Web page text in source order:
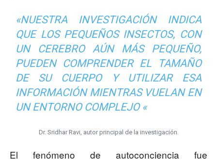
«NUESTRA INVESTIGACIÓN INDICA
QUE LOS PEQUEÑOS INSECTOS, CON
UN CEREBRO AÚN MÁS PEQUEÑO,
PUEDEN COMPRENDER EL TAMAÑO
DE SU CUERPO Y UTILIZAR ESA
INFORMACIÓN MIENTRAS VUELAN EN
UN ENTORNO COMPLEJO «
Dr. Sridhar Ravi, autor principal de la investigación.
El fenómeno de autoconciencia fue